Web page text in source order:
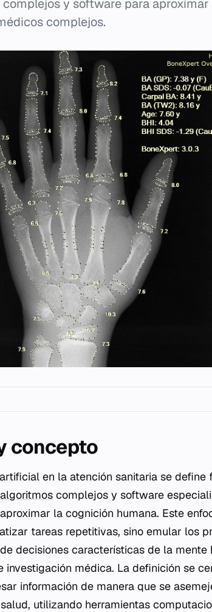
y software para
complejos.
concepto
en la atención sanitaria se
algoritmos complejos y software
la cognición humana. Este
tareas repetitivas, sino emular los
decisiones características de la mente
investigación médica. La definición se
información de manera que se
utilizando herramientas